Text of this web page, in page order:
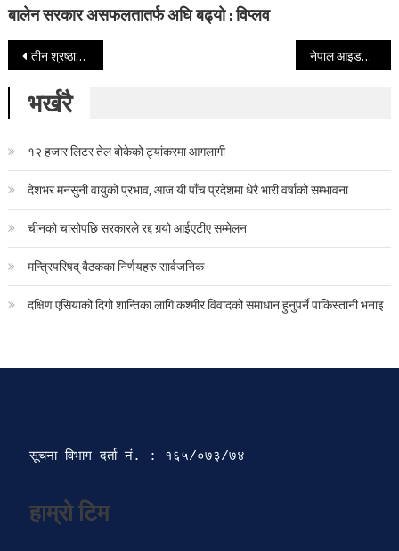
बालेन सरकार असफलतातर्फ अघि बढ्यो : विप्लव
Post navigation
तीन श्रष्ठालाई ‘नेवा अधिकार सिरपाः’ प्रदान नेपाल आइडललाई राउटेको ढाका टोपी
भर्खरै
१२ हजार लिटर तेल बोकेको ट्यांकरमा आगलागी
देशभर मनसुनी वायुको प्रभाव, आज यी पाँच प्रदेशमा धेरै भारी वर्षाको सम्भावना
चीनको चासोपछि सरकारले रद्द गर्‍यो आईएटीए सम्मेलन
मन्त्रिपरिषद् बैठकका निर्णयहरु सार्वजनिक
दक्षिण एसियाको दिगो शान्तिका लागि कश्मीर विवादको समाधान हुनुपर्ने पाकिस्तानी भनाइ
सूचना विभाग दर्ता‍ नं. : १६५/०७३/७४
हाम्रो टिम